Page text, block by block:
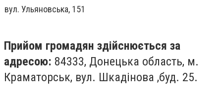
вул. Ульяновська, 151
Прийом громадян здійснюється за
адресою: 84333, Донецька область, м.
Краматорськ, вул. Шкадінова ,буд. 25.